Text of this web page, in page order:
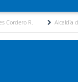
Alcaldía de Mérida